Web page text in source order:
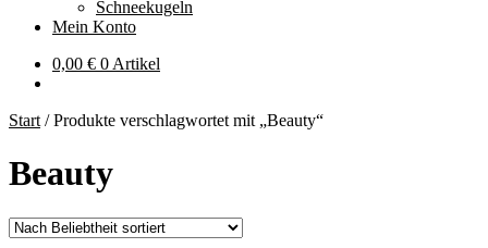
Schneekugeln
Mein Konto
0,00 € 0 Artikel
Start /Produkte verschlagwortet mit „Beauty“
Beauty